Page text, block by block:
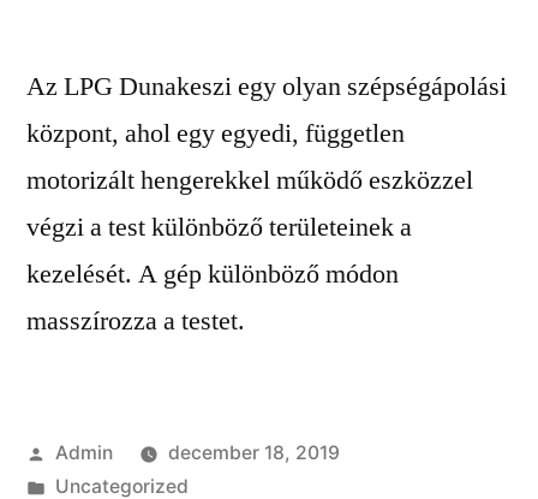
Az LPG Dunakeszi egy olyan szépségápolási
központ, ahol egy egyedi, független
motorizált hengerekkel működő eszközzel
végzi a test különböző területeinek a
kezelését. A gép különböző módon
masszírozza a testet.
Szerző:
Admin
december 18, 2019
Kategória:
Uncategorized